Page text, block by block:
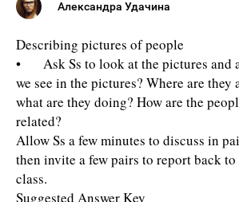
Александра Удачина
Describing pictures of people
• Ask Ss to look at the pictures and
we see in the pictures? Where are they
what are they doing? How are the
related?
Allow Ss a few minutes to discuss in
then invite a few pairs to report back to
class.
Suggested Answer Key